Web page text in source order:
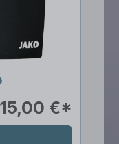
15,00 €*